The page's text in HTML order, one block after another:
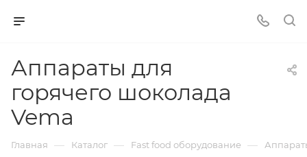
Аппараты для
горячего шоколада
Vema
Главная — Каталог — Fast food оборудование —